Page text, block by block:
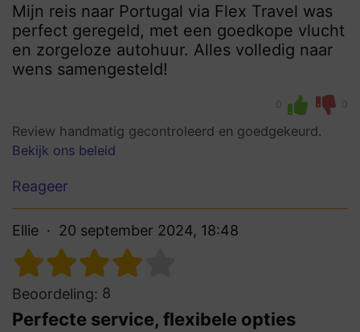
Mijn reis naar Portugal via Flex Travel was
perfect geregeld, met een goedkope vlucht
en zorgeloze autohuur. Alles volledig naar
wens samengesteld!
0 0
Review handmatig gecontroleerd en goedgekeurd.
Bekijk ons beleid
Reageer
Ellie 20 september 2024, 18:48
Beoordeling: 8
Perfecte service, flexibele opties